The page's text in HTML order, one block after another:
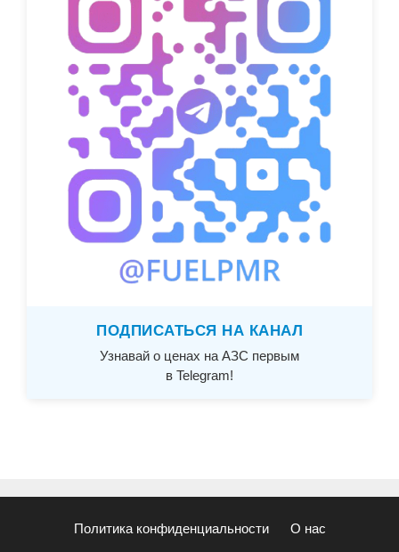
ПОДПИСАТЬСЯ НА КАНАЛ
Узнавай о ценах на АЗС первым
в Telegram!
Политика конфиденциальности О нас